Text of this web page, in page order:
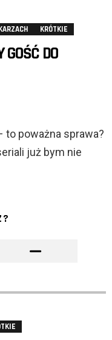
KRÓTKIE
DO
poważna sprawa?
już bym nie